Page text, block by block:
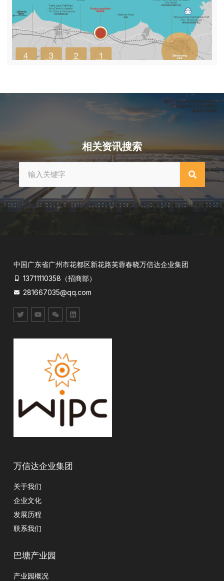
相关资讯搜索
中国广东省广州市花都区新花路芙蓉春晓万信达企业集团
13711110358（招商部）
281667035@qq.com
万信达企业集团
关于我们
企业文化
发展历程
联系我们
巴塘产业园
产业园概况